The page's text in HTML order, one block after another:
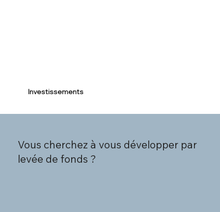
Investissements
Vous cherchez à vous développer par
levée de fonds ?